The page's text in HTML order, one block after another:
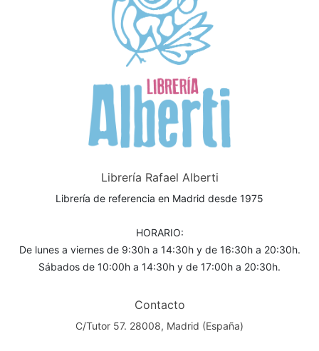
Librería Rafael Alberti
Librería de referencia en Madrid desde 1975
HORARIO:
De lunes a viernes de 9:30h a 14:30h y de 16:30h a 20:30h.
Sábados de 10:00h a 14:30h y de 17:00h a 20:30h.
Contacto
C/Tutor 57. 28008, Madrid (España)